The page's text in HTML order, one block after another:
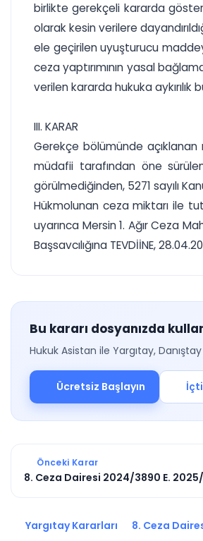
birlikte gerekçeli kararda
olarak kesin verilere
ele geçirilen uyuşturucu
ceza yaptırımının yasal
verilen kararda hukuka aykırılık
III. KARAR
Gerekçe bölümünde açıklanan
müdafii tarafından öne
görülmediğinden, 5271 sayılı
Hükmolunan ceza miktarı ile
uyarınca Mersin 1. Ağır Ceza
Başsavcılığına TEVDİİNE,
Bu kararı dosyanızda
Hukuk Asistan ile Yargıtay,
Ücretsiz Başlayın
Önceki Karar
8. Ceza Dairesi 2024/3890 E.
Yargıtay Kararları 8. Ceza